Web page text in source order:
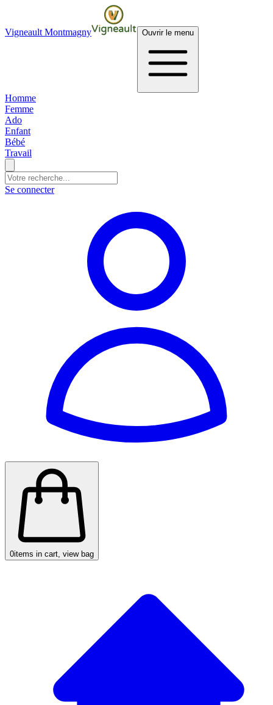
Vigneault Montmagny Ouvrir le menu
Homme
Femme
Ado
Enfant
Bébé
Travail
Se connecter
0items in cart, view bag